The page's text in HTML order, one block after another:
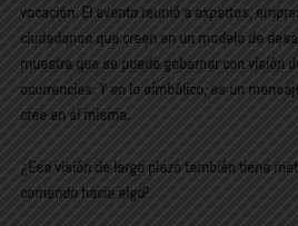
vocación. El evento reunió a expertos,
ciudadanos que creen en un modelo de
muestra que se puede gobernar con visión
ocurrencias. Y en lo simbólico, es un
cree en sí misma.
¿Esa visión de largo plazo también tiene
corriendo hacia algo?